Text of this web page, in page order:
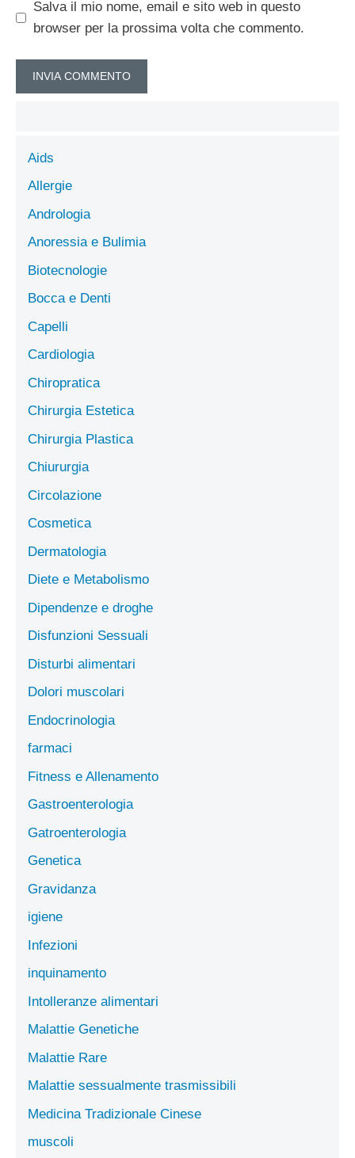
Salva il mio nome, email e sito web in questo
browser per la prossima volta che commento.
Aids
Allergie
Andrologia
Anoressia e Bulimia
Biotecnologie
Bocca e Denti
Capelli
Cardiologia
Chiropratica
Chirurgia Estetica
Chirurgia Plastica
Chiururgia
Circolazione
Cosmetica
Dermatologia
Diete e Metabolismo
Dipendenze e droghe
Disfunzioni Sessuali
Disturbi alimentari
Dolori muscolari
Endocrinologia
farmaci
Fitness e Allenamento
Gastroenterologia
Gatroenterologia
Genetica
Gravidanza
igiene
Infezioni
inquinamento
Intolleranze alimentari
Malattie Genetiche
Malattie Rare
Malattie sessualmente trasmissibili
Medicina Tradizionale Cinese
muscoli